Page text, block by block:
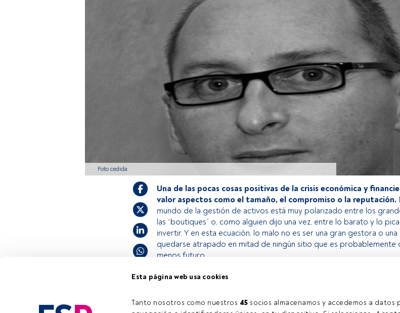
Esta página web usa cookies
Tanto nosotros como nuestros 45 socios almacenamos y accedemos a datos
Foto cedida
Tiempo lectura:
Una de las pocas cosas positivas de la crisis económica y
valor aspectos como el tamaño, el compromiso o la reputación.
mundo de la gestión de activos está muy polarizado entre los
las “boutiques” o, como alguien dijo una vez, entre lo barato y lo
invertir. Y en esta ecuación, lo malo no es ser una gran gestora o una
quedarse atrapado en mitad de ningún sitio que es probablemente
menos futuro.
estás registrado, accede desde el botón Login. Si aún no tienes